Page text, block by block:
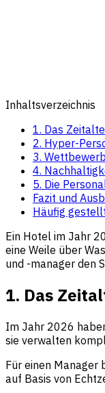
Inhaltsverzeichnis
1. Das
2. Hyper-
3.
4.
5. Die
Fazit und
Häufig
Ein Hotel im Jahr
eine Weile über
und -manager den
1. Das
Im Jahr 2026
sie verwalten
Für einen Manager
auf Basis von